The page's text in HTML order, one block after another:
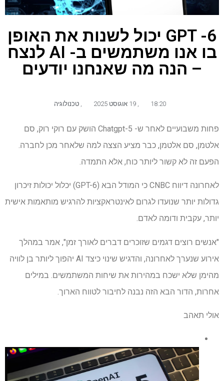
GPT -6 יכול לשנות את האופן
בו אנו משתמשים ב- AI לנצח
– הנה מה שאנחנו יודעים
18:20 טכנולוגיה
פחות משבועיים לאחר ש- Chatgpt-5 הושק עם רוקי רוק, סם
אלטמן, סם אלטמן, כבר מציע הצצה למה שלאחר מכן לחברה.
הפעם זה לא קשור ליותר כוח, אלא התמדה.
לאחרונה דיווח CNBC כי המודל הבא (GPT-6) יכלול יכולות זיכרון
גדולות יותר שנועדו לגרום לאינטראקציות להרגיש מותאמות אישית
יותר, עקבית ודומה לאדם.
"אנשים רוצים דגמים שזוכרים דברים לאורך זמן", אמר במהלך
אירוע שנערך לאחרונה, והדגיש שינוי כיצד AI יהפוך ליותר בן לוויה
מהימן שלא ישכח במהירות את שיחות המשתמשים. במילים
אחרות, הדור הבא הזה נבנה לחיבור לטווח הארוך.
אולי תאהב